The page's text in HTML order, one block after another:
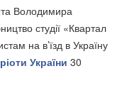
Володимира
студії «Квартал
на в’їзд в Україну
України 30